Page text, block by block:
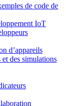
de code de
IoT
d’appareils
des simulations